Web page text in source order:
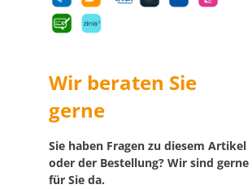
Wir beraten Sie
gerne
Sie haben Fragen zu diesem Artikel
oder der Bestellung? Wir sind gerne
für Sie da.